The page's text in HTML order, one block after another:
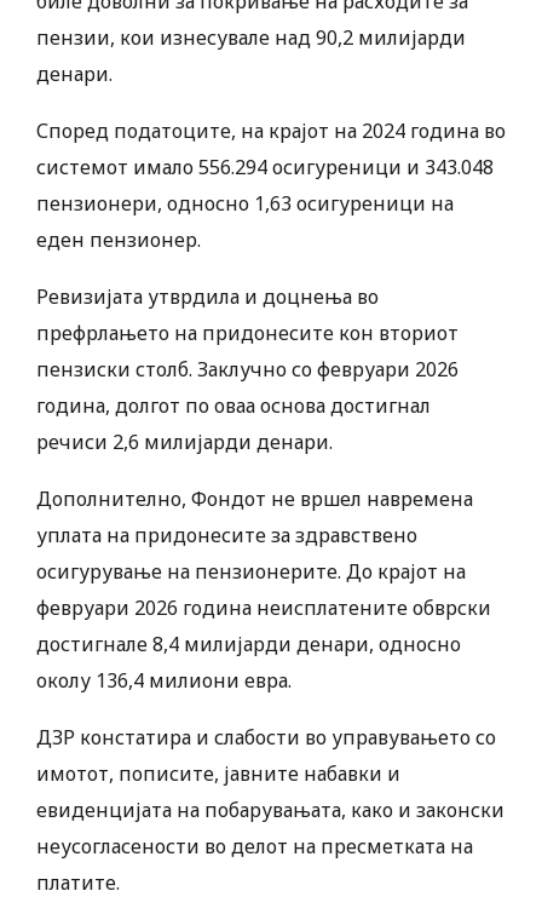
пензии, кои изнесувале над 90,2 милијарди
денари.
Според податоците, на крајот на 2024 година во
системот имало 556.294 осигуреници и 343.048
пензионери, односно 1,63 осигуреници на
еден пензионер.
Ревизијата утврдила и доцнења во
префрлањето на придонесите кон вториот
пензиски столб. Заклучно со февруари 2026
година, долгот по оваа основа достигнал
речиси 2,6 милијарди денари.
Дополнително, Фондот не вршел навремена
уплата на придонесите за здравствено
осигурување на пензионерите. До крајот на
февруари 2026 година неисплатените обврски
достигнале 8,4 милијарди денари, односно
околу 136,4 милиони евра.
ДЗР констатира и слабости во управувањето со
имотот, пописите, јавните набавки и
евиденцијата на побарувањата, како и законски
неусогласености во делот на пресметката на
платите.